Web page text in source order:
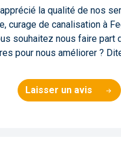
la qualité de nos
curage de canalisation à
souhaitez nous faire part
pour nous améliorer ?
Laisser un avis